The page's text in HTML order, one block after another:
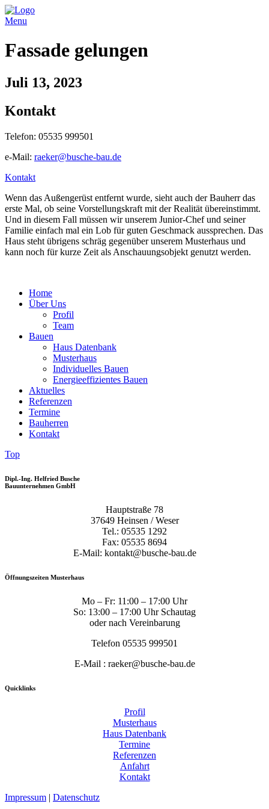
Menu
Fassade gelungen
Juli 13, 2023
Kontakt
Telefon: 05535 999501
e-Mail: raeker@busche-bau.de
Kontakt
Wenn das Außengerüst entfernt wurde, sieht auch der Bauherr das
erste Mal, ob seine Vorstellungskraft mit der Realität übereinstimmt.
Und in diesem Fall müssen wir unserem Junior-Chef und seiner
Familie einfach mal ein Lob für guten Geschmack aussprechen. Das
Haus steht übrigens schräg gegenüber unserem Musterhaus und
kann noch für kurze Zeit als Anschauungsobjekt genutzt werden.
Home
Über Uns
Profil
Team
Bauen
Haus Datenbank
Musterhaus
Individuelles Bauen
Energieeffizientes Bauen
Aktuelles
Referenzen
Termine
Bauherren
Kontakt
Top
Dipl.-Ing. Helfried Busche
Bauunternehmen GmbH
Hauptstraße 78
37649 Heinsen / Weser
Tel.: 05535 1292
Fax: 05535 8694
E-Mail: kontakt@busche-bau.de
Öffnungszeiten Musterhaus
Mo – Fr: 11:00 – 17:00 Uhr
So: 13:00 – 17:00 Uhr Schautag
oder nach Vereinbarung
Telefon 05535 999501
E-Mail : raeker@busche-bau.de
Quicklinks
Profil
Musterhaus
Haus Datenbank
Termine
Referenzen
Anfahrt
Kontakt
Impressum | Datenschutz